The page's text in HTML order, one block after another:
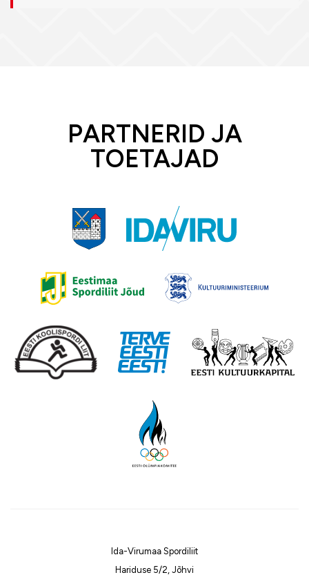
PARTNERID JA
TOETAJAD
Ida-Virumaa Spordiliit
Hariduse 5/2, Jõhvi